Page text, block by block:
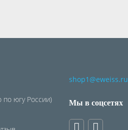
по югу России)
shop1@eweiss.ru
Мы в соцсетях